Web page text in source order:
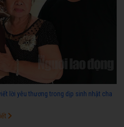
lời yêu thương trong dịp sinh nhật cha